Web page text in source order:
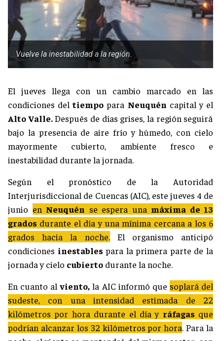
Vuelve la inestabilidad a la región.
El jueves llega con un cambio marcado en las
condiciones deltiempo para Neuquén capital y el
Alto Valle.Después de días grises, la región seguirá
bajo la presencia de aire frío y húmedo, con cielo
mayormente cubierto, ambiente fresco e
inestabilidad durante la jornada.
Según el pronóstico de la Autoridad
Interjurisdiccional de Cuencas (AIC), este jueves 4 de
junio en Neuquén se espera una máxima de 13
grados durante el día y una mínima cercana a los 6
grados hacia la noche.El organismo anticipó
condiciones inestables para la primera parte de la
jornada y cielo cubierto durante la noche.
En cuanto alviento, la AIC informó que soplará del
sudeste, con una intensidad estimada de 22
kilómetros por hora durante el día y ráfagas que
podrían alcanzar los 32 kilómetros por hora. Para la